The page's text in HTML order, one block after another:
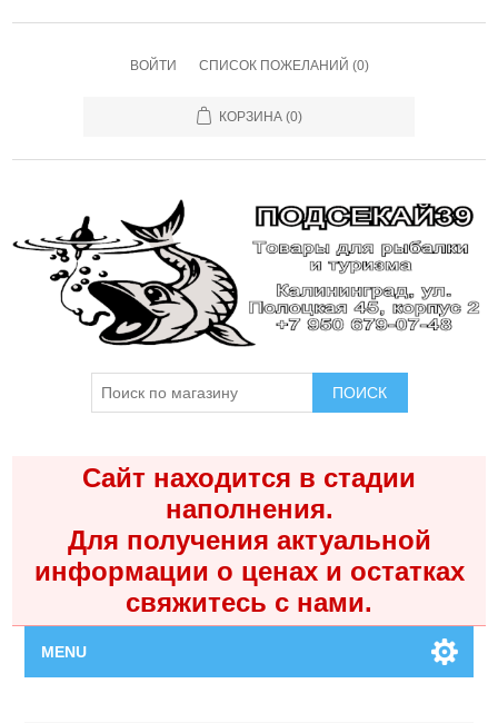
ВОЙТИ СПИСОК ПОЖЕЛАНИЙ (0)
КОРЗИНА (0)
ПОИСК
Сайт находится в стадии
наполнения.
Для получения актуальной
информации о ценах и остатках
свяжитесь с нами.
MENU